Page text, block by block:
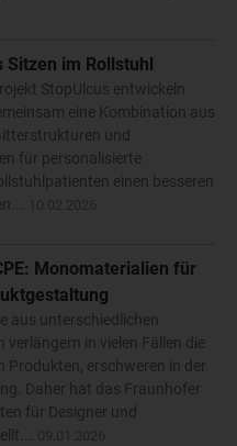
Sitzen im Rollstuhl
StopUlcus entwickeln
eine Kombination aus
und
für personalisierte
einen besseren
Monomaterialien für
aus unterschiedlichen
in vielen Fällen die
Produkten, erschweren in der
Daher hat das Fraunhofer
für Designer und